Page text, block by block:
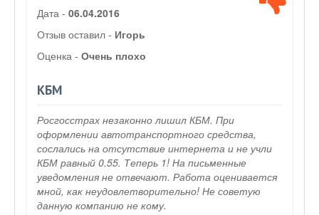
Дата - 06.04.2016
Отзыв оставил - Игорь
Оценка - Очень плохо
КБМ
Росгосстрах незаконно лишил КБМ. При
оформлении автотранспортного средства,
сослались на отсутствие интернета и не учли
КБМ равный 0.55. Теперь 1! На письменные
уведомления не отвечают. Работа оценивается
мной, как неудовлетворительно! Не советую
данную компанию не кому.